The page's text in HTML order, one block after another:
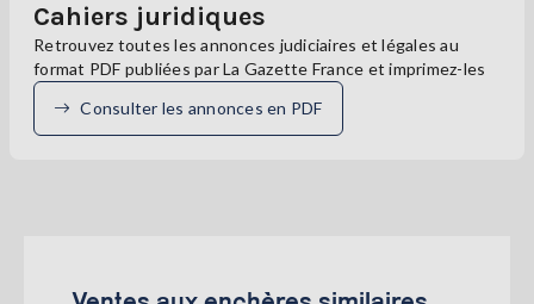
Cahiers juridiques
Retrouvez toutes les annonces judiciaires et légales au
format PDF publiées par La Gazette France et imprimez-les
Consulter les annonces en PDF